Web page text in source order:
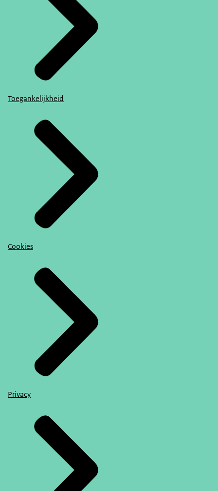
Toegankelijkheid
Cookies
Privacy